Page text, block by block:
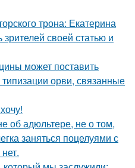
трона: Екатерина
своей статью и
может поставить
орви, связанные
об адюльтере, не о том,
заняться поцелуями с